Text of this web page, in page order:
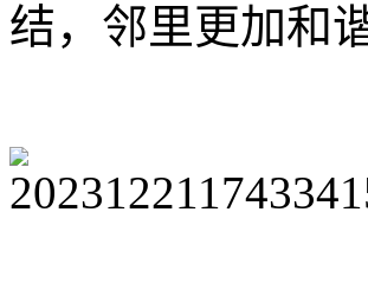
结，邻里更加和